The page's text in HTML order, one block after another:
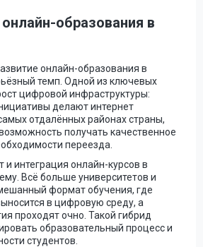
образования в
онлайн-образования в
темп. Одной из ключевых
цифровой инфраструктуры:
делают интернет
отдалённых районах страны,
получать качественное
переезда.
и интеграция онлайн-курсов в
Всё больше университетов и
формат обучения, где
в цифровую среду, а
проходят очно. Такой гибрид
образовательный процесс и
студентов.